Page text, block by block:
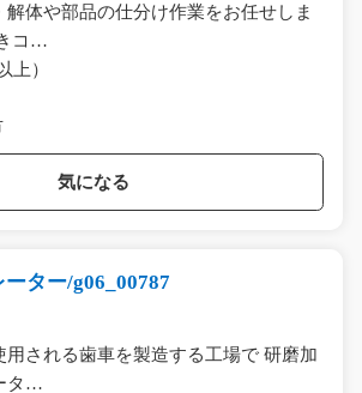
解体や部品の仕分け作業をお任せしま
コ…
上）
気になる
ター/g06_00787
用される歯車を製造する工場で 研磨加
タ…